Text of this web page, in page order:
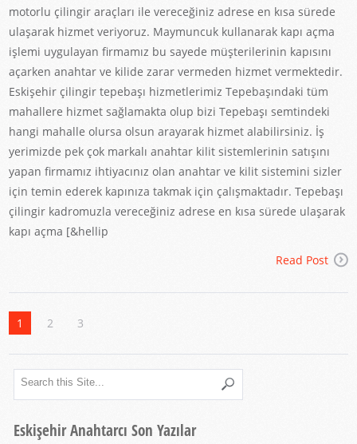
motorlu çilingir araçları ile vereceğiniz adrese en kısa sürede
ulaşarak hizmet veriyoruz. Maymuncuk kullanarak kapı açma
işlemi uygulayan firmamız bu sayede müşterilerinin kapısını
açarken anahtar ve kilide zarar vermeden hizmet vermektedir.
Eskişehir çilingir tepebaşı hizmetlerimiz Tepebaşındaki tüm
mahallere hizmet sağlamakta olup bizi Tepebaşı semtindeki
hangi mahalle olursa olsun arayarak hizmet alabilirsiniz. İş
yerimizde pek çok markalı anahtar kilit sistemlerinin satışını
yapan firmamız ihtiyacınız olan anahtar ve kilit sistemini sizler
için temin ederek kapınıza takmak için çalışmaktadır. Tepebaşı
çilingir kadromuzla vereceğiniz adrese en kısa sürede ulaşarak
kapı açma [&hellip
Read Post
1 2 3
Eskişehir Anahtarcı Son Yazılar